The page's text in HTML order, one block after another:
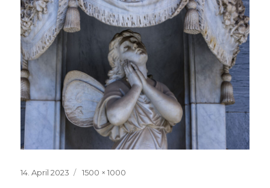
Veröffentlicht
14. April 2023
Volle
1500 × 1000